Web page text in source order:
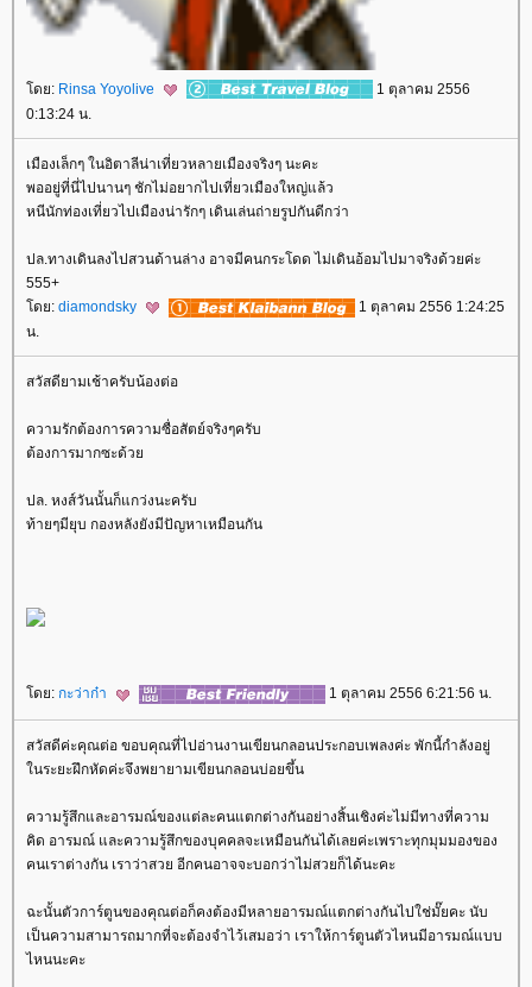
ดย: Rinsa Yoyolive
1 ตุลาคม 2556
0:13:24 น.
เมืองเล็กๆ ในอิตาลีน่าเที่ยวหลายเมืองจริงๆ นะคะ
พออยู่ที่นี่ไปนานๆ ชักไม่อยากไปเที่ยวเมืองใหญ่แล้ว
หนีนักท่องเที่ยวไปเมืองน่ารักๆ เดินเล่นถ่ายรูปกันดีกว่า
ปล.ทางเดินลงไปสวนด้านล่าง อาจมีคนกระโดด ไม่เดินอ้อมไปมาจริงด้วยค่ะ
555+
ดย: diamondsky
1 ตุลาคม 2556 1:24:25
น.
สวัสดียามเช้าครับน้องต่อ
ความรักต้องการความซื่อสัตย์จริงๆครับ
ต้องการมากซะด้ว
ปล. หงส์วันนั้นก็แกว่งนะครับ
ท้ายๆมียุบ กองหลังยังมีปัญหาเหมือนกัน
ดย: กะว่าก๋า 1 ตุลาคม 2556 6:21:56 น.
สวัสดีค่ะคุณต่อ ขอบคุณที่ไปอ่านงานเขียนกลอนประกอบเพลงค่ะ พักนี้กำลังอยู่
นระยะฝึกหัดค่ะจึงพยายามเขียนกลอนบ่อยขึ้น
ความรู้สึกและอารมณ์ของแต่ละคนแตกต่างกันอย่างสิ้นเชิงค่ะไม่มีทางที่ความ
คิด อารมณ์ และความรู้สึกของบุคคลจะเหมือนกันได้เลยค่ะเพราะทุกมุมมองของ
คนเราต่างกัน เราว่าสวย อีกคนอาจจะบอกว่าไม่สวยก็ได้นะคะ
ฉะนั้นตัวการ์ตูนของคุณต่อก็คงต้องมีหลายอารมณ์แตกต่างกันไปใช่มั๊ยคะ นับ
เป็นความสามารถมากที่จะต้องจำไว้เสมอว่า เราให้การ์ตูนตัวไหนมีอารมณ์แบบ
ไหนนะคะ